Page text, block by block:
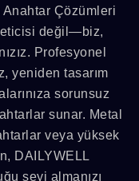
Çözümleri
değil—biz,
Profesyonel
yeniden tasarım
sorunsuz
sunar. Metal
veya yüksek
DAILYWELL
şeyi almanızı